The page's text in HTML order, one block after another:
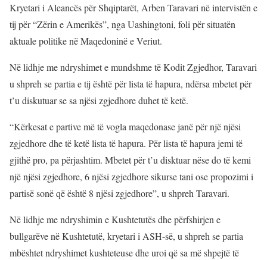
Kryetari i Aleancës për Shqiptarët, Arben Taravari në intervistën e
tij për “Zërin e Amerikës”, nga Uashingtoni, foli për situatën
aktuale politike në Maqedoninë e Veriut.
Në lidhje me ndryshimet e mundshme të Kodit Zgjedhor, Taravari
u shpreh se partia e tij është për lista të hapura, ndërsa mbetet për
t’u diskutuar se sa njësi zgjedhore duhet të ketë.
“Kërkesat e partive më të vogla maqedonase janë për një njësi
zgjedhore dhe të ketë lista të hapura. Për lista të hapura jemi të
gjithë pro, pa përjashtim. Mbetet për t’u disktuar nëse do të kemi
një njësi zgjedhore, 6 njësi zgjedhore sikurse tani ose propozimi i
partisë sonë që është 8 njësi zgjedhore”, u shpreh Taravari.
Në lidhje me ndryshimin e Kushtetutës dhe përfshirjen e
bullgarëve në Kushtetutë, kryetari i ASH-së, u shpreh se partia
mbështet ndryshimet kushteteuse dhe uroi që sa më shpejtë të